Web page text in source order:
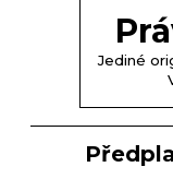
Jediné